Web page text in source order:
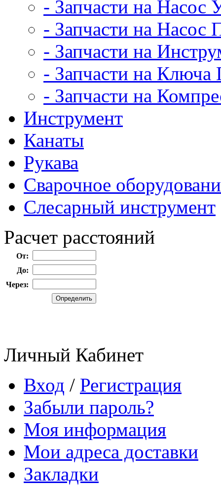
- Запчасти на Насос
- Запчасти на
- Запчасти на
- Запчасти на
- Запчасти на
Инструмент
Канаты
Рукава
Сварочное
Слесарный инструмент
Расчет расстояний
От:
До:
Через:
Личный Кабинет
Вход / Регистрация
Забыли пароль?
Моя информация
Мои адреса доставки
Закладки